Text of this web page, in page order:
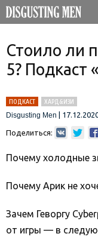
Стоило ли
5? Подкаст
ПОДКАСТ
ХАРД&ИЗИ
Disgusting Men
Поделиться:
Почему холодные
Почему Арик не
Зачем Геворгу
от игры — в